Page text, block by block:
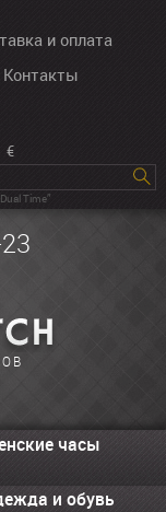
и оплата
Контакты
€
Time”
часы
и обувь